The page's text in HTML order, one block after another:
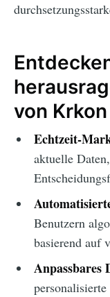
von
Echtzeit-
aktuelle
Benutzern
basierend auf
Anpassbares